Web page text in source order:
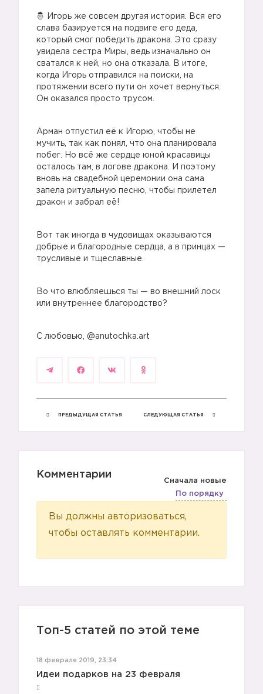
🤴 Игорь же совсем другая история. Вся его
слава базируется на подвиге его деда,
который смог победить дракона. Это сразу
увидела сестра Миры, ведь изначально он
сватался к ней, но она отказала. В итоге,
когда Игорь отправился на поиски, на
протяжении всего пути он хочет вернуться.
Он оказался просто трусом.
Арман отпустил её к Игорю, чтобы не
мучить, так как понял, что она планировала
побег. Но всё же сердце юной красавицы
осталось там, в логове дракона. И поэтому
вновь на свадебной церемонии она сама
запела ритуальную песню, чтобы прилетел
дракон и забрал её!
Вот так иногда в чудовищах оказываются
добрые и благородные сердца, а в принцах —
трусливые и тщеславные.
Во что влюбляешься ты — во внешний лоск
или внутреннее благородство?
С любовью, @anutochka.art
ПРЕДЫДУЩАЯ СТАТЬЯ СЛЕДУЮЩАЯ СТАТЬЯ
Комментарии
Сначала новые
По порядку
Вы должны авторизоваться,
чтобы оставлять комментарии.
Топ-5 статей по этой теме
18 февраля 2019, 23:34
Идеи подарков на 23 февраля